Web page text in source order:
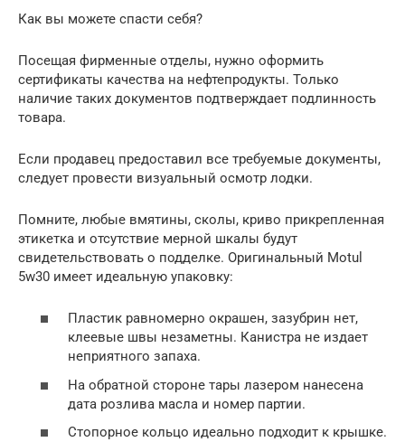
Как вы можете спасти себя?
Посещая фирменные отделы, нужно оформить
сертификаты качества на нефтепродукты. Только
наличие таких документов подтверждает подлинность
товара.
Если продавец предоставил все требуемые документы,
следует провести визуальный осмотр лодки.
Помните, любые вмятины, сколы, криво прикрепленная
этикетка и отсутствие мерной шкалы будут
свидетельствовать о подделке. Оригинальный Motul
5w30 имеет идеальную упаковку:
Пластик равномерно окрашен, зазубрин нет,
клеевые швы незаметны. Канистра не издает
неприятного запаха.
На обратной стороне тары лазером нанесена
дата розлива масла и номер партии.
Стопорное кольцо идеально подходит к крышке.